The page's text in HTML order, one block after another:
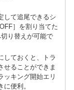
して追尾できるシ
］を割り当てた
り替えが可能で
しておくと、トラ
せることができま
ッキング開始エリ
便利。